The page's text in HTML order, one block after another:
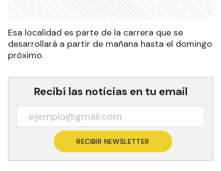
Esa localidad es parte de la carrera que se
desarrollará a partir de mañana hasta el domingo
próximo.
Recibí las noticias en tu email
RECIBIR NEWSLETTER